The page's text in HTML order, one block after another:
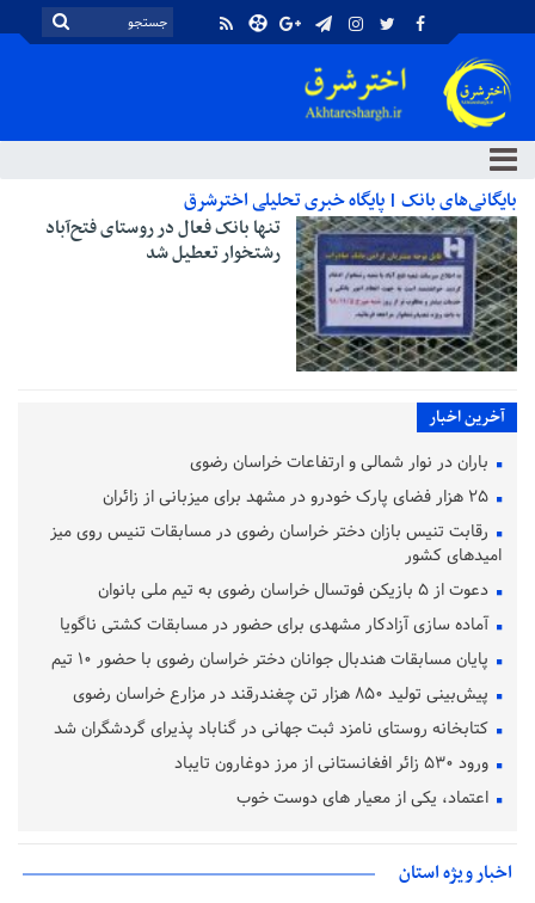
بایگانی‌های بانک | پایگاه خبری تحلیلی اخترشرق
تنها بانک فعال در روستای فتح‌آباد
رشتخوار تعطیل شد
آخرین اخبار
باران در نوار شمالی و ارتفاعات خراسان رضوی
رقابت تنیس بازان دختر خراسان رضوی در مسابقات تنیس روی میز
امیدهای کشور
دعوت از ۵ بازیکن فوتسال خراسان رضوی به تیم ملی بانوان
آماده‌ سازی آزادکار مشهدی برای حضور در مسابقات کشتی ناگویا
پایان مسابقات هندبال جوانان دختر خراسان رضوی با حضور ۱۰ تیم
پیش‌بینی تولید ۸۵۰ هزار تن چغندرقند در مزارع خراسان رضوی
کتابخانه روستای نامزد ثبت جهانی در گناباد پذیرای گردشگران شد
ورود ۵۳۰ زائر افغانستانی از مرز دوغارون تایباد
اعتماد، یکی از معیار های دوست خوب
اخبار ویژه استان